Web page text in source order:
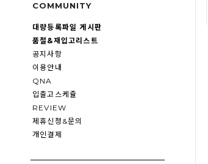
COMMUNITY
대량등록파일 게시판
품절&재입고리스트
공지사항
이용안내
QNA
입출고스케쥴
REVIEW
제휴신청&문의
개인결제